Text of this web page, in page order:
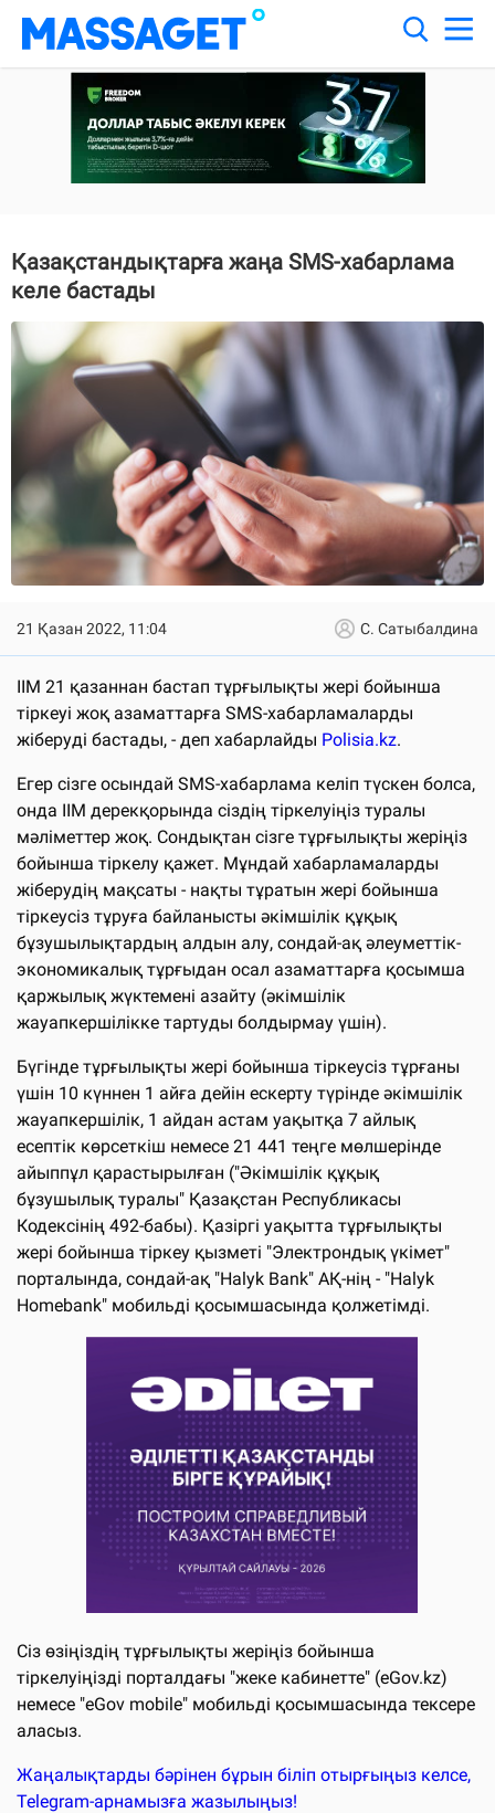
Қазақстандықтарға жаңа SMS-хабарлама
келе бастады
21 Қазан 2022, 11:04 С. Сатыбалдина
ІІМ 21 қазаннан бастап тұрғылықты жері бойынша
тіркеуі жоқ азаматтарға SMS-хабарламаларды
жіберуді бастады, - деп хабарлайды Polisia.kz.
Eгер сізге осындай SMS-хабарлама келіп түскен болса,
онда ІІМ дерекқорында сіздің тіркелуіңіз туралы
мәліметтер жоқ. Сондықтан сізге тұрғылықты жеріңіз
бойынша тіркелу қажет. Мұндай хабарламаларды
жіберудің мақсаты - нақты тұратын жері бойынша
тіркеусіз тұруға байланысты әкімшілік құқық
бұзушылықтардың алдын алу, сондай-ақ әлеуметтік-
экономикалық тұрғыдан осал азаматтарға қосымша
қаржылық жүктемені азайту (әкімшілік
жауапкершілікке тартуды болдырмау үшін).
Бүгінде тұрғылықты жері бойынша тіркеусіз тұрғаны
үшін 10 күннен 1 айға дейін ескерту түрінде әкімшілік
жауапкершілік, 1 айдан астам уақытқа 7 айлық
есептік көрсеткіш немесе 21 441 теңге мөлшерінде
айыппұл қарастырылған ("Әкімшілік құқық
бұзушылық туралы" Қазақстан Республикасы
Кодексінің 492-бабы). Қазіргі уақытта тұрғылықты
жері бойынша тіркеу қызметі "Электрондық үкімет"
порталында, сондай-ақ "Halyk Bank" АҚ-нің - "Halyk
Homebank" мобильді қосымшасында қолжетімді.
Сіз өзіңіздің тұрғылықты жеріңіз бойынша
тіркелуіңізді порталдағы "жеке кабинетте" (eGov.kz)
немесе "eGov mobile" мобильді қосымшасында тексере
аласыз.
Жаңалықтарды бәрінен бұрын біліп отырғыңыз келсе,
Telegram-арнамызға жазылыңыз!